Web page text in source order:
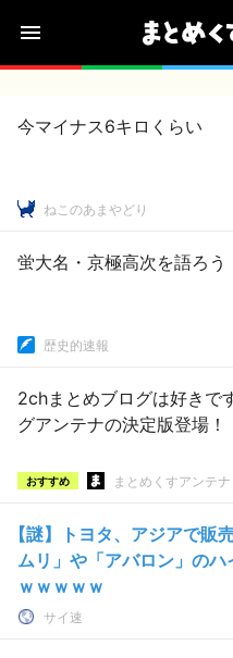
今マイナス6キロくらい
ねこのあまやどり
蛍大名・京極高次を語ろう
歴史的速報
2chまとめブログは好きで
グアンテナの決定版登場！
おすすめ まとめくすアンテナ
【謎】トヨタ、アジアで
ムリ」や「アバロン」の
ｗｗｗｗｗ
サイ速